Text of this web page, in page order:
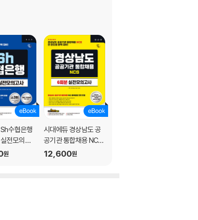
수협은행
전모의고
원
시대에듀 경상남도 공
공기관 통합채용 NCS
실전모의고사 6회분
12,600원